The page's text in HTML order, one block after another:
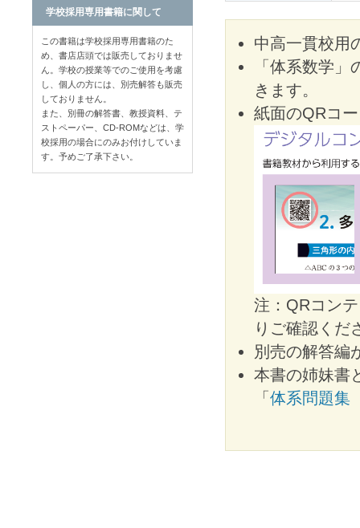
中高一貫校用
「体系数学
きます。
紙面のQRコ
注：QRコン
りご確認くだ
別売の解答編
本書の姉妹書
「 体系問題
学校採用専用書籍に関して
この書籍は学校採用専用書籍のた
め、書店店頭では販売しておりませ
ん。学校の授業等でのご使用を考慮
し、個人の方には、別売解答も販売
しておりません。
また、別冊の解答書、教授資料、テ
ストペーパー、CD-ROMなどは、学
校採用の場合にのみお付けしていま
す。予めご了承下さい。